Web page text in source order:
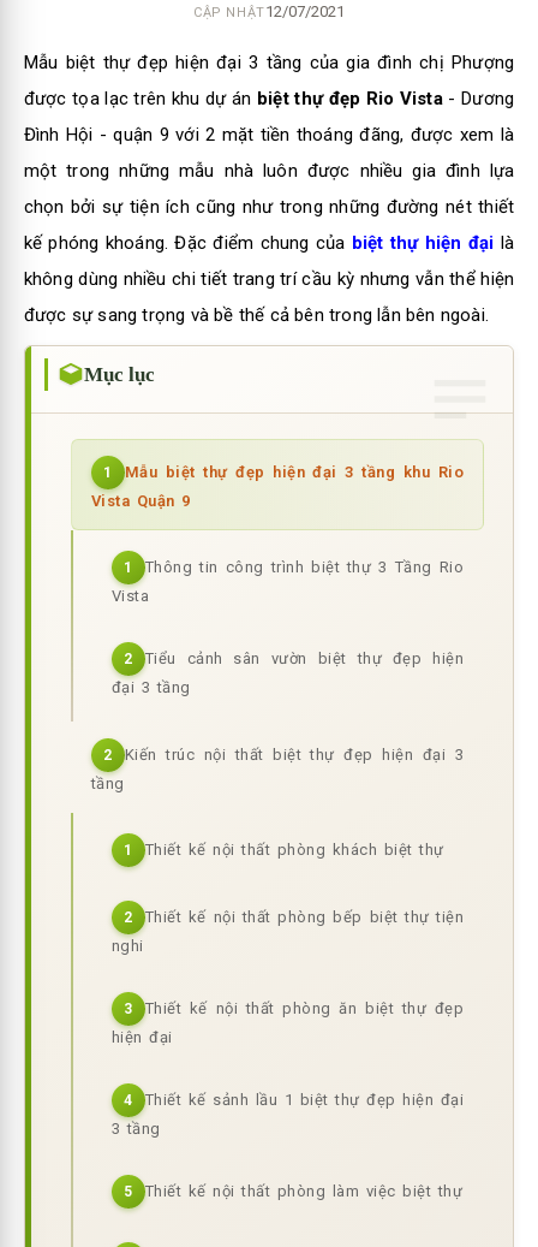
CẬP NHẬT12/07/2021
Mẫu biệt thự đẹp hiện đại 3 tầng của gia đình chị Phượng
được tọa lạc trên khu dự án biệt thự đẹp Rio Vista- Dương
Đình Hội - quận 9 với 2 mặt tiền thoáng đãng, được xem là
một trong những mẫu nhà luôn được nhiều gia đình lựa
chọn bởi sự tiện ích cũng như trong những đường nét thiết
kế phóng khoáng. Đặc điểm chung của biệt thự hiện đại là
không dùng nhiều chi tiết trang trí cầu kỳ nhưng vẫn thể hiện
được sự sang trọng và bề thế cả bên trong lẫn bên ngoài.
Mục lục
1
Mẫu biệt thự đẹp hiện đại 3 tầng khu Rio
Vista Quận 9
1
Thông tin công trình biệt thự 3 Tầng Rio
Vista
2
Tiểu cảnh sân vườn biệt thự đẹp hiện
đại 3 tầng
2
Kiến trúc nội thất biệt thự đẹp hiện đại 3
tầng
1 Thiết kế nội thất phòng khách biệt thự
2
Thiết kế nội thất phòng bếp biệt thự tiện
nghi
3
Thiết kế nội thất phòng ăn biệt thự đẹp
hiện đại
4
Thiết kế sảnh lầu 1 biệt thự đẹp hiện đại
3 tầng
5 Thiết kế nội thất phòng làm việc biệt thự